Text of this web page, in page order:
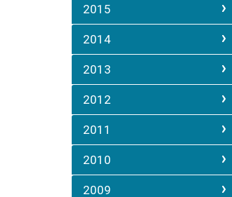
2015
2014
2013
2012
2011
2010
2009